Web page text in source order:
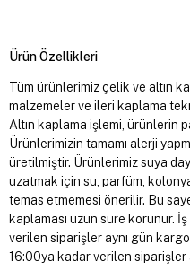
Ürün Özellikleri
Tüm ürünlerimiz çelik ve altın
malzemeler ve ileri kaplama
Altın kaplama işlemi, ürünlerin
Ürünlerimizin tamamı alerji
üretilmiştir. Ürünlerimiz suya
uzatmak için su, parfüm,
temas etmemesi önerilir. Bu
kaplaması uzun süre korunur.
verilen siparişler aynı gün
16:00ya kadar verilen siparişler